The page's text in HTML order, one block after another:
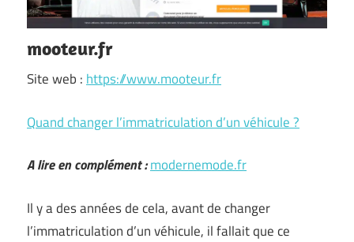
mooteur.fr
Site web : https://www.mooteur.fr
Quand changer l’immatriculation d’un véhicule ?
A lire en complément :modernemode.fr
Il y a des années de cela, avant de changer
l’immatriculation d’un véhicule, il fallait que ce